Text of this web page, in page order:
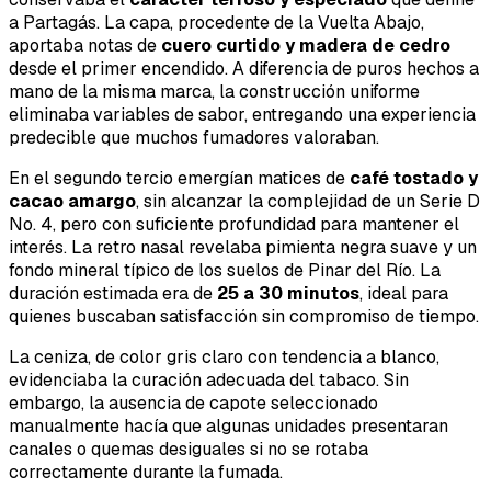
a Partagás. La capa, procedente de la Vuelta Abajo,
aportaba notas de cuero curtido y madera de cedro
desde el primer encendido. A diferencia de puros hechos a
mano de la misma marca, la construcción uniforme
eliminaba variables de sabor, entregando una experiencia
predecible que muchos fumadores valoraban.
En el segundo tercio emergían matices de café tostado y
cacao amargo, sin alcanzar la complejidad de un Serie D
No. 4, pero con suficiente profundidad para mantener el
interés. La retro nasal revelaba pimienta negra suave y un
fondo mineral típico de los suelos de Pinar del Río. La
duración estimada era de 25 a 30 minutos, ideal para
quienes buscaban satisfacción sin compromiso de tiempo.
La ceniza, de color gris claro con tendencia a blanco,
evidenciaba la curación adecuada del tabaco. Sin
embargo, la ausencia de capote seleccionado
manualmente hacía que algunas unidades presentaran
canales o quemas desiguales si no se rotaba
correctamente durante la fumada.